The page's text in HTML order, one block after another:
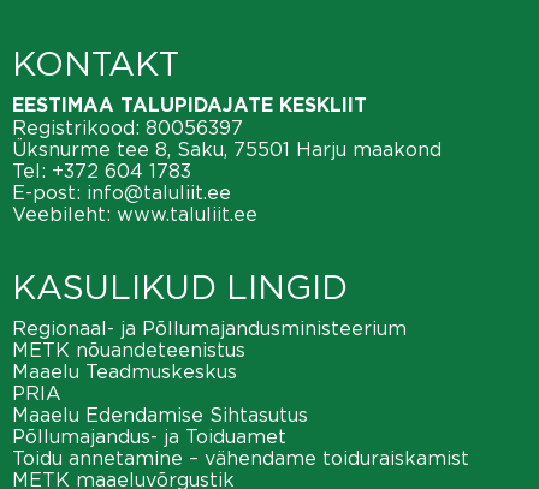
KONTAKT
EESTIMAA TALUPIDAJATE KESKLIIT
Registrikood: 80056397
Üksnurme tee 8, Saku, 75501 Harju maakond
Tel: +372 604 1783
E-post: info@taluliit.ee
Veebileht: www.taluliit.ee
KASULIKUD LINGID
Regionaal- ja Põllumajandusministeerium
METK nõuandeteenistus
Maaelu Teadmuskeskus
PRIA
Maaelu Edendamise Sihtasutus
Põllumajandus- ja Toiduamet
Toidu annetamine – vähendame toiduraiskamist
METK maaeluvõrgustik